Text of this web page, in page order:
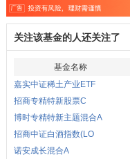
关注该基金的人还关注了
基金名称
嘉实中证稀土产业ETF
招商专精特新股票C
博时专精特新主题混合A
招商中证白酒指数(LO
诺安成长混合A